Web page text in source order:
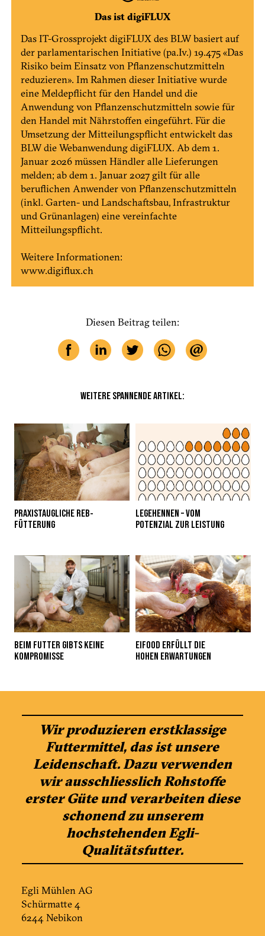
Das ist digiFLUX
Das IT-Grossprojekt ­digiFLUX des BLW basiert auf
der parlamentarischen Initiative (pa.Iv.) 19.475 «Das
Risiko beim Einsatz von Pflanzenschutzmitteln
reduzieren». Im Rahmen dieser Initiative wurde
eine Meldepflicht für den Handel und die
Anwendung von Pflanzenschutzmitteln sowie für
den Handel mit Nährstoffen eingeführt. Für die
Umsetzung der Mitteilungspflicht entwickelt das
BLW die Webanwendung digi­FLUX. Ab dem 1.
Januar 2026 müssen Händler alle Lieferungen
melden; ab dem 1. Januar 2027 gilt für alle
beruflichen Anwender von Pflanzenschutzmitteln
(inkl. Garten- und Landschaftsbau, Infrastruktur
und Grünanlagen) eine vereinfachte
Mitteilungspflicht.
Weitere Informationen:
www.digiflux.ch
Diesen Beitrag teilen:
WEITERE SPANNENDE ARTIKEL:
PRAXISTAUGLICHE REB-
FÜTTERUNG
LEGEHENNEN – VOM
POTENZIAL ZUR LEISTUNG
BEIM FUTTER GIBTS KEINE
KOMPROMISSE
EIFOOD ERFÜLLT DIE
HOHEN ERWARTUNGEN
Wir produzieren erstklassige
Futtermittel, das ist unsere
Leidenschaft. Dazu verwenden
wir ausschliesslich Rohstoffe
erster Güte und verarbeiten diese
schonend zu unserem
hochstehenden Egli-
Qualitätsfutter.
Egli Mühlen AG
Schürmatte 4
6244 Nebikon